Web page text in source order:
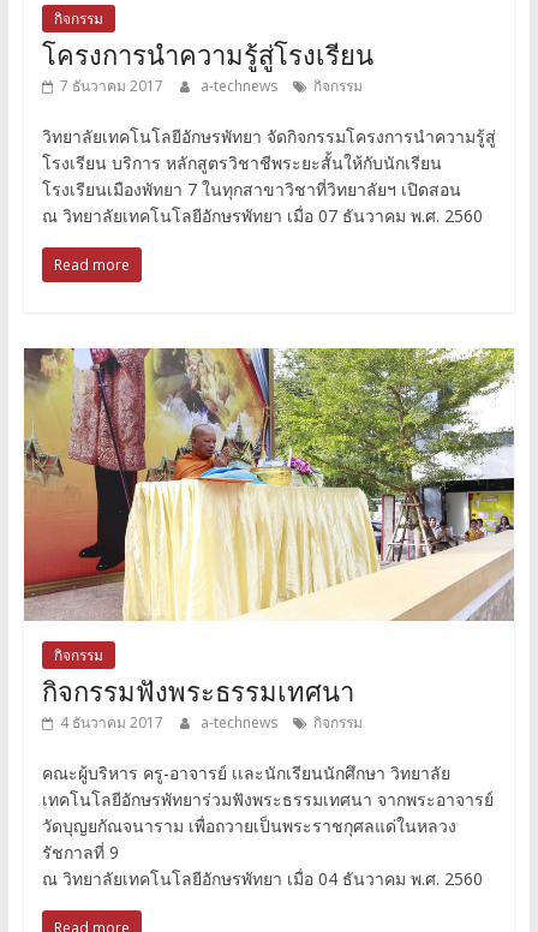
กิจกรรม
โครงการนำความรู้สู่โรงเรียน
7 ธันวาคม 2017 a-technews กิจกรรม
วิทยาลัยเทคโนโลยีอักษรพัทยา จัดกิจกรรมโครงการนำความรู้สู่
โรงเรียน บริการ หลักสูตรวิชาชีพระยะสั้นให้กับนักเรียน
โรงเรียนเมืองพัทยา 7 ในทุกสาขาวิชาที่วิทยาลัยฯ เปิดสอน
ณ วิทยาลัยเทคโนโลยีอักษรพัทยา เมื่อ 07 ธันวาคม พ.ศ. 2560
Read more
กิจกรรม
กิจกรรมฟังพระธรรมเทศนา
4 ธันวาคม 2017 a-technews กิจกรรม
คณะผู้บริหาร ครู-อาจารย์ เเละนักเรียนนักศึกษา วิทยาลัย
เทคโนโลยีอักษรพัทยาร่วมฟังพระธรรมเทศนา จากพระอาจารย์
วัดบุญยกัณจนาราม เพื่อถวายเป็นพระราชกุศลแด่ในหลวง
รัชกาลที่ 9
ณ วิทยาลัยเทคโนโลยีอักษรพัทยา เมื่อ 04 ธันวาคม พ.ศ. 2560
Read more